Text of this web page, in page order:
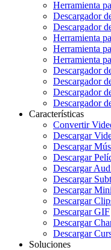
Herramienta
Descargador
Descargador
Herramienta
Herramienta
Herramienta
Descargador
Descargador
Descargador
Descargador
Características
Convertir
Descargar
Descargar
Descargar
Descargar
Descargar
Descargar
Descargar
Descargar GIF
Descargar
Descargar
Soluciones